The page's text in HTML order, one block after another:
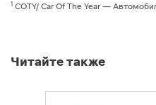
1 COTY/ Car Of The Year —
Читайте также